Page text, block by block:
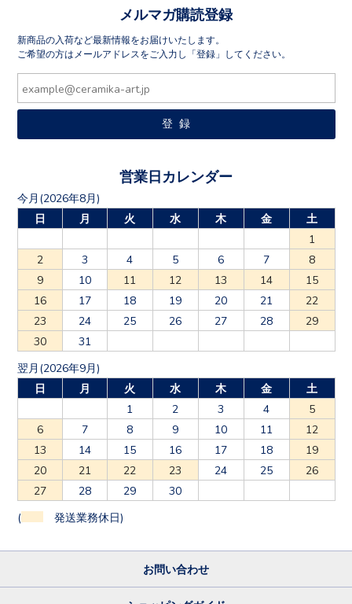
メルマガ購読登録
新商品の入荷など最新情報をお届けいたします。
ご希望の方はメールアドレスをご入力し「登録」してください。
営業日カレンダー
今月(2026年8月)
日
月 火 水 木 金
土
1
2
3 4 5 6 7
8
9
10 11 12 13 14
15
16
17 18 19 20 21
22
23
24 25 26 27 28
29
30
31
翌月(2026年9月)
日
月 火 水 木 金
土
1
2 3 4
5
6
7 8 9 10 11
12
13
14 15 16 17 18
19
20
21 22 23 24 25
26
27
28 29 30
( 発送業務休日)
お問い合わせ